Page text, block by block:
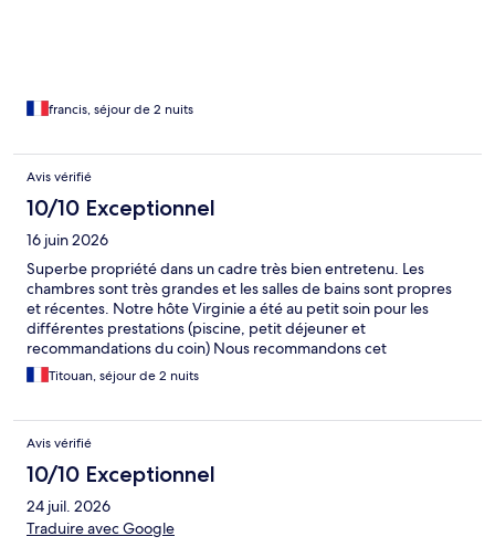
francis, séjour de 2 nuits
Avis vérifié
10/10 Exceptionnel
16 juin 2026
Superbe propriété dans un cadre très bien entretenu. Les
chambres sont très grandes et les salles de bains sont propres
et récentes. Notre hôte Virginie a été au petit soin pour les
différentes prestations (piscine, petit déjeuner et
recommandations du coin) Nous recommandons cet
établissement.
Titouan, séjour de 2 nuits
Avis vérifié
10/10 Exceptionnel
24 juil. 2026
Traduire avec Google